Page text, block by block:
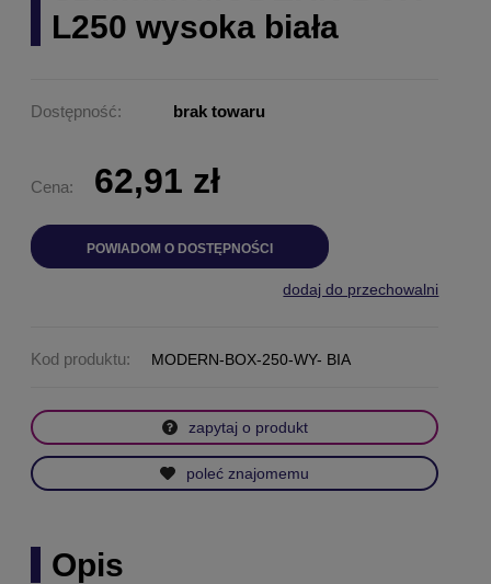
L250 wysoka biała
Dostępność: brak towaru
Cena: 62,91 zł
POWIADOM O DOSTĘPNOŚCI
dodaj do przechowalni
Kod produktu: MODERN-BOX-250-WY- BIA
zapytaj o produkt
poleć znajomemu
Opis